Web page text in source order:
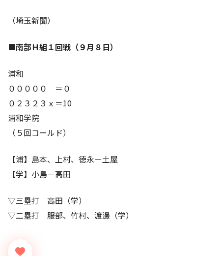
（埼玉新聞）
■南部Ｈ組１回戦（９月８日）
浦和
０００００ ＝０
０２３２３ｘ＝10
浦和学院
（５回コールド）
【浦】島本、上村、徳永－土屋
【学】小島－高田
▽三塁打 高田（学）
▽二塁打 服部、竹村、渡邊（学）